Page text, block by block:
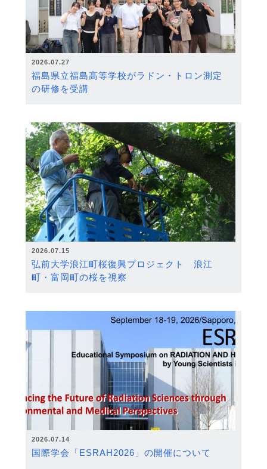
2026.07.27
福島県立福島高等学校がラドン・トロン測定
の研修を受講
2026.07.15
弘前大学浪江町桜復興プロジェクト 浪江
町・富岡町の桜を視察
2026.07.14
国際学会「ESRAH2026」の開催について